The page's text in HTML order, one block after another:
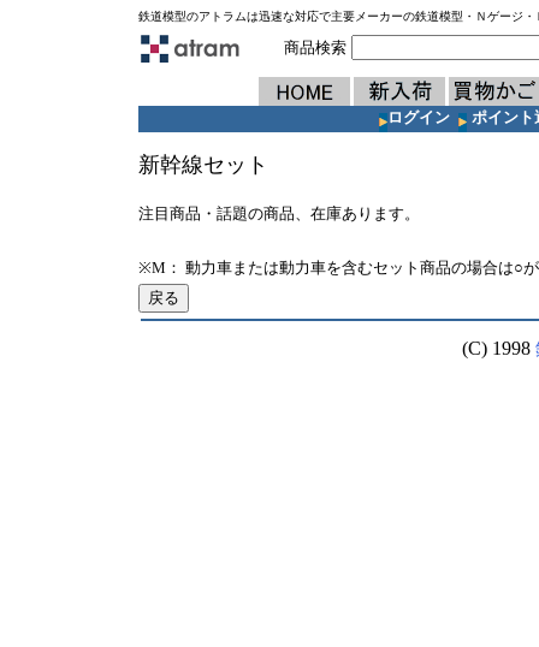
鉄道模型のアトラムは迅速な対応で主要メーカーの鉄道模型・Ｎゲージ
商品検索
ログイン ポイント
新幹線セット
注目商品・話題の商品、在庫あります。
※M： 動力車または動力車を含むセット商品の場合は○
(C) 1998